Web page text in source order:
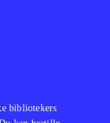
bibliotekers